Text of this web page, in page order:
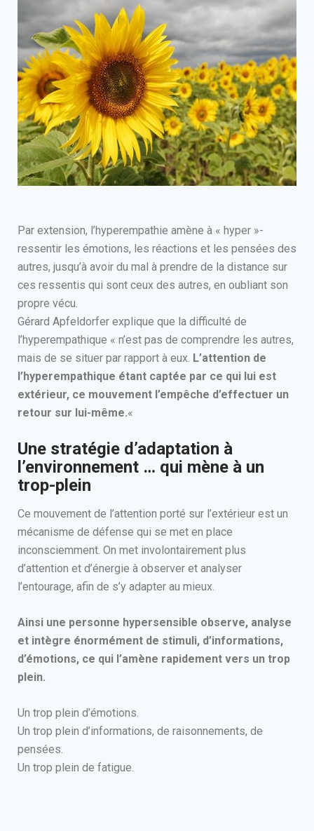
Par extension, l’hyperempathie amène à « hyper »-
ressentir les émotions, les réactions et les pensées des
autres, jusqu’à avoir du mal à prendre de la distance sur
ces ressentis qui sont ceux des autres, en oubliant son
propre vécu.
Gérard Apfeldorfer explique que la difficulté de
l’hyperempathique « n’est pas de comprendre les autres,
mais de se situer par rapport à eux. L’attention de
l’hyperempathique étant captée par ce qui lui est
extérieur, ce mouvement l’empêche d’effectuer un
retour sur lui-même.«
Une stratégie d’adaptation à
l’environnement … qui mène à un
trop-plein
Ce mouvement de l’attention porté sur l’extérieur est un
mécanisme de défense qui se met en place
inconsciemment. On met involontairement plus
d’attention et d’énergie à observer et analyser
l’entourage, afin de s’y adapter au mieux.
Ainsi une personne hypersensible observe, analyse
et intègre énormément de stimuli, d’informations,
d’émotions, ce qui l’amène rapidement vers un trop
plein.
Un trop plein d’émotions.
Un trop plein d’informations, de raisonnements, de
pensées.
Un trop plein de fatigue.